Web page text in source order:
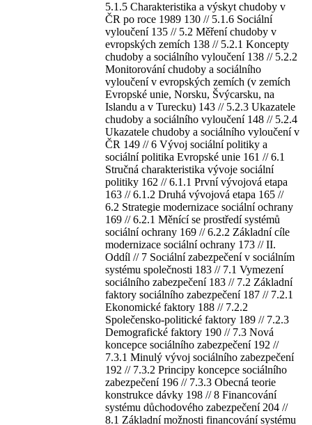
5.1.5 Charakteristika a výskyt chudoby v
ČR po roce 1989 130 // 5.1.6 Sociální
vyloučení 135 // 5.2 Měření chudoby v
evropských zemích 138 // 5.2.1 Koncepty
chudoby a sociálního vyloučení 138 // 5.2.2
Monitorování chudoby a sociálního
vyloučení v evropských zemích (v zemích
Evropské unie, Norsku, Švýcarsku, na
Islandu a v Turecku) 143 // 5.2.3 Ukazatele
chudoby a sociálního vyloučení 148 // 5.2.4
Ukazatele chudoby a sociálního vyloučení v
ČR 149 // 6 Vývoj sociální politiky a
sociální politika Evropské unie 161 // 6.1
Stručná charakteristika vývoje sociální
politiky 162 // 6.1.1 První vývojová etapa
163 // 6.1.2 Druhá vývojová etapa 165 //
6.2 Strategie modernizace sociální ochrany
169 // 6.2.1 Měnící se prostředí systémů
sociální ochrany 169 // 6.2.2 Základní cíle
modernizace sociální ochrany 173 // II.
Oddíl // 7 Sociální zabezpečení v sociálním
systému společnosti 183 // 7.1 Vymezení
sociálního zabezpečení 183 // 7.2 Základní
faktory sociálního zabezpečení 187 // 7.2.1
Ekonomické faktory 188 // 7.2.2
Společensko-politické faktory 189 // 7.2.3
Demografické faktory 190 // 7.3 Nová
koncepce sociálního zabezpečení 192 //
7.3.1 Minulý vývoj sociálního zabezpečení
192 // 7.3.2 Principy koncepce sociálního
zabezpečení 196 // 7.3.3 Obecná teorie
konstrukce dávky 198 // 8 Financování
systému důchodového zabezpečení 204 //
8.1 Základní možnosti financování systému